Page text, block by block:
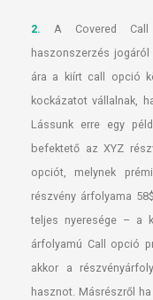
2. A Covered Call
haszonszerzés
ára a kiírt call opció
kockázatot vállalnak,
Lássunk erre egy
befektető az XYZ
opciót, melynek
részvény árfolyama
teljes nyeresége – a
árfolyamú Call opció
akkor a
hasznot. Másrészről